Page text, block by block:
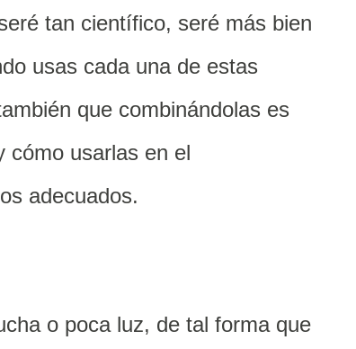
tan científico, seré más bien
usas cada una de estas
que combinándolas es
cómo usarlas en el
adecuados.
o poca luz, de tal forma que